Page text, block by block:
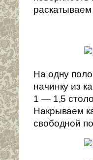
На одну
начинку из
1 — 1,5
Накрываем
свободной